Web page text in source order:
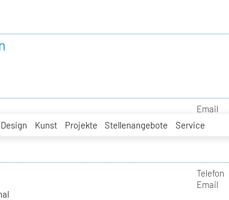
Design Kunst Projekte Stellenangebote Service
Email
Telefon
Email